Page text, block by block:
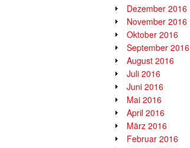
Dezember 2016
November 2016
Oktober 2016
September 2016
August 2016
Juli 2016
Juni 2016
Mai 2016
April 2016
März 2016
Februar 2016